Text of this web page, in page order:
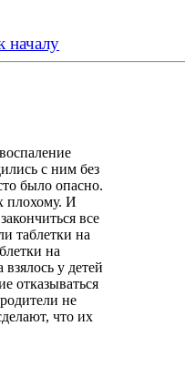
началу
с ним без
было опасно.
плохому. И
все
таблетки на
на
у детей
отказываться
не
что их